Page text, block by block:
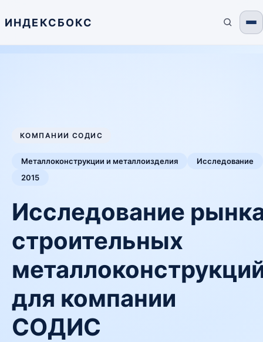
ИНДЕКСБОКС
КОМПАНИИ СОДИС
Металлоконструкции и металлоизделия
Исследование
2015
Исследование
строительных
для компании
СОДИС